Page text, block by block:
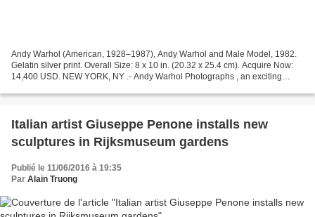
Andy Warhol (American, 1928–1987), Andy Warhol and Male Model, 1982.
Gelatin silver print. Overall Size: 8 x 10 in. (20.32 x 25.4 cm). Acquire Now:
14,400 USD. NEW YORK, NY .- Andy Warhol Photographs , an exciting
Italian artist Giuseppe Penone installs new
sculptures in Rijksmuseum gardens
Publié le 11/06/2016 à 19:35
Par Alain Truong